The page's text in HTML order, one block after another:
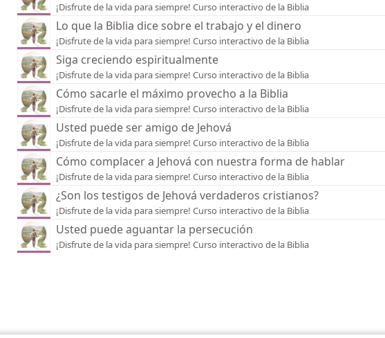
¡Disfrute de la vida para siempre! Curso interactivo de la Biblia
Lo que la Biblia dice sobre el trabajo y el dinero
¡Disfrute de la vida para siempre! Curso interactivo de la Biblia
Siga creciendo espiritualmente
¡Disfrute de la vida para siempre! Curso interactivo de la Biblia
Cómo sacarle el máximo provecho a la Biblia
¡Disfrute de la vida para siempre! Curso interactivo de la Biblia
Usted puede ser amigo de Jehová
¡Disfrute de la vida para siempre! Curso interactivo de la Biblia
Cómo complacer a Jehová con nuestra forma de hablar
¡Disfrute de la vida para siempre! Curso interactivo de la Biblia
¿Son los testigos de Jehová verdaderos cristianos?
¡Disfrute de la vida para siempre! Curso interactivo de la Biblia
Usted puede aguantar la persecución
¡Disfrute de la vida para siempre! Curso interactivo de la Biblia